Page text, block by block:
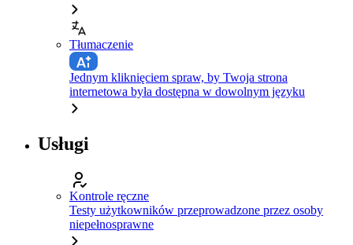
Tłumaczenie
Jednym kliknięciem spraw, by Twoja strona
internetowa była dostępna w dowolnym języku
Usługi
Kontrole ręczne
Testy użytkowników przeprowadzone przez osoby
niepełnosprawne